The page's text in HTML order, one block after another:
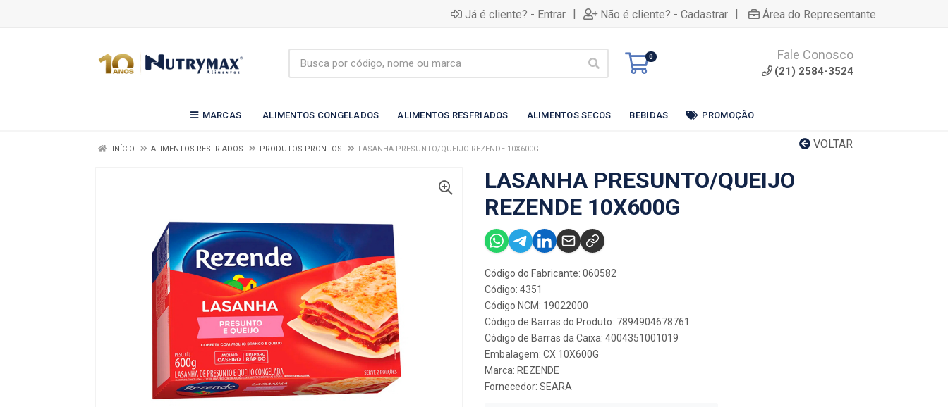
Já é cliente? - Entrar | Não é cliente? - Cadastrar | Área do Representante
0 Fale Conosco
(21) 2584-3524
MARCAS ALIMENTOS CONGELADOS ALIMENTOS RESFRIADOS ALIMENTOS SECOS BEBIDAS PROMOÇÃO
VOLTAR
INÍCIO ALIMENTOS RESFRIADOS PRODUTOS PRONTOS LASANHA PRESUNTO/QUEIJO REZENDE 10X600G
LASANHA PRESUNTO/QUEIJO
REZENDE 10X600G
Código do Fabricante: 060582
Código: 4351
Código NCM: 19022000
Código de Barras do Produto: 7894904678761
Código de Barras da Caixa: 4004351001019
Embalagem: CX 10X600G
Marca: REZENDE
Fornecedor: SEARA